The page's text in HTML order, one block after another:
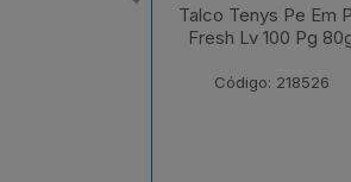
Sabonete Liquido
Infantil Baruel Baby
Código: 213513